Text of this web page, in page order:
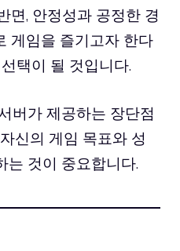
면, 안정성과 공정한 경
게임을 즐기고자 한다
택이 될 것입니다.
버가 제공하는 장단점
신의 게임 목표와 성
는 것이 중요합니다.